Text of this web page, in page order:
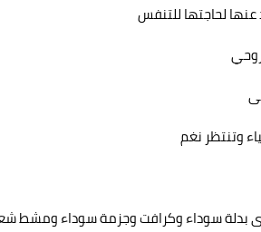
لحاجتها للتنفس
روحي
وتنتظر نغم
بدلة سوداء وكرافت وجزمة سوداء ومشط